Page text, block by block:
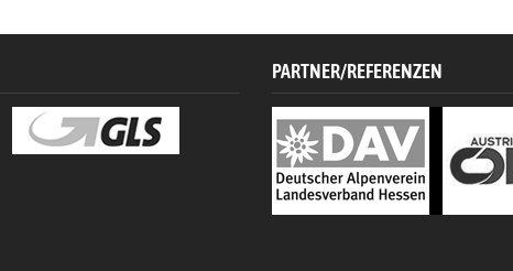
PARTNER/REFERENZEN